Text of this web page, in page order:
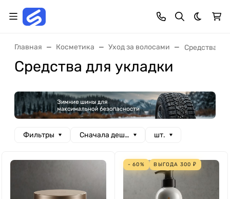
Темная
Главная Косметика Уход за волосами Средства
Средства для укладки
Фильтры Сначала дешевые шт.
- 60% ВЫГОДА 300 ₽